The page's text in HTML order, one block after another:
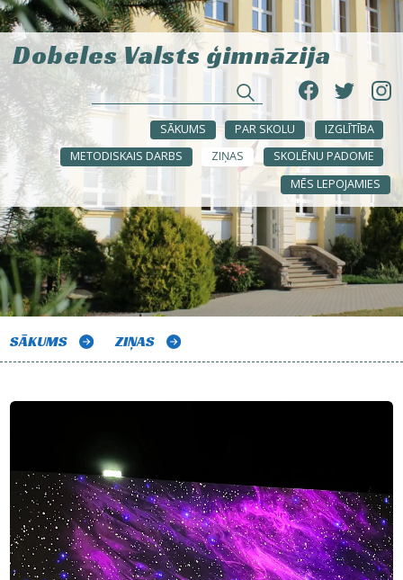
Dobeles Valsts ģimnāzija
SĀKUMS PAR SKOLU
IZGLĪTĪBA
METODISKAIS DARBS
ZIŅAS
SKOLĒNU PADOME
MĒS LEPOJAMIES
SĀKUMS ZIŅAS